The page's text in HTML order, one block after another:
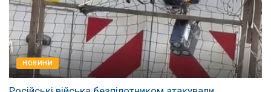
НОВИНИ